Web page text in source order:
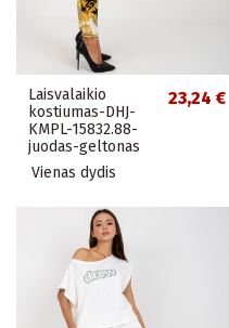
Laisvalaikio
kostiumas-DHJ-
KMPL-15832.88-
juodas-geltonas
23,24 €
Vienas dydis